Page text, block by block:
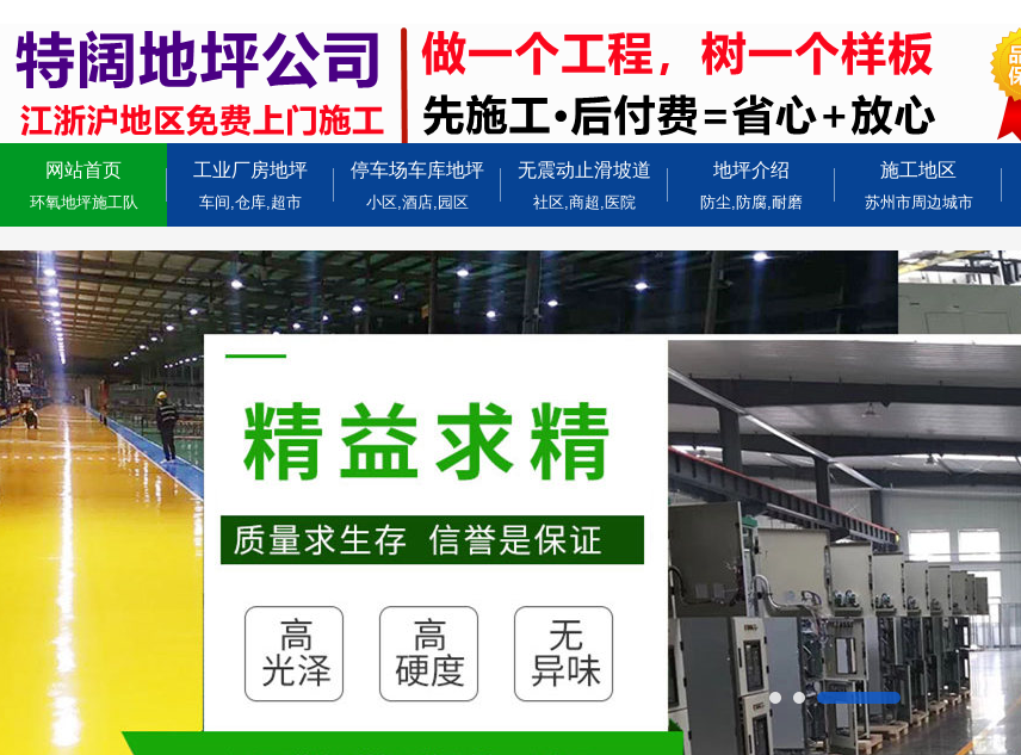
网站首页
环氧地坪施工队
工业厂房地坪
车间,仓库,超市
停车场车库地坪
小区,酒店,园区
无震动止滑坡道
社区,商超,医院
地坪介绍
防尘,防腐,耐磨
施工地区
苏州市周边城市